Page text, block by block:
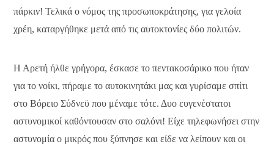
πάρκιν! Τελικά ο νόμος της προσωποκράτησης, για γελοία
χρέη, καταργήθηκε μετά από τις αυτοκτονίες δύο πολιτών.
Η Αρετή ήλθε γρήγορα, έσκασε το πεντακοσάρικο που ήταν
για το νοίκι, πήραμε το αυτοκινητάκι μας και γυρίσαμε σπίτι
στο Βόρειο Σύδνεϋ που μέναμε τότε. Δυο ευγενέστατοι
αστυνομικοί καθόντουσαν στο σαλόνι! Είχε τηλεφωνήσει στην
αστυνομία ο μικρός που ξύπνησε και είδε να λείπουν και οι